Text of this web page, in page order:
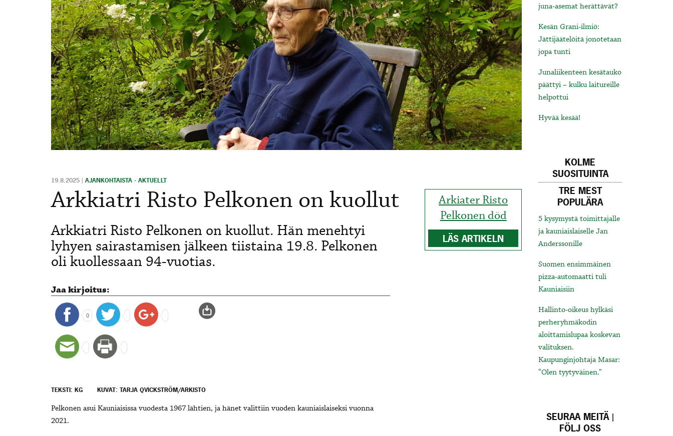
Arkiater Risto
Pelkonen död
LÄS ARTIKELN
19.8.2025 | AJANKOHTAISTA - AKTUELLT
Arkkiatri Risto Pelkonen on kuollut
Arkkiatri Risto Pelkonen on kuollut. Hän menehtyi
lyhyen sairastamisen jälkeen tiistaina 19.8. Pelkonen
oli kuollessaan 94-vuotias.
Jaa kirjoitus:
0
TEKSTI: KG KUVAT: TARJA QVICKSTRÖM/ARKISTO
Pelkonen asui Kauniaisissa vuodesta 1967 lähtien, ja hänet valittiin vuoden kauniaislaiseksi vuonna
2021.
juna-asemat herättävät?
Kesän Grani-ilmiö:
Jättijäätelöitä jonotetaan
jopa tunti
Junaliikenteen kesätauko
päättyi – kulku laitureille
helpottui
Hyvää kesää!
KOLME
SUOSITUINTA
TRE MEST
POPULÄRA
5 kysymystä toimittajalle
ja kauniaislaiselle Jan
Anderssonille
Suomen ensimmäinen
pizza-automaatti tuli
Kauniaisiin
Hallinto-oikeus hylkäsi
perheryhmäkodin
aloittamislupaa koskevan
valituksen.
Kaupunginjohtaja Masar:
“Olen tyytyväinen.”
SEURAA MEITÄ |
FÖLJ OSS